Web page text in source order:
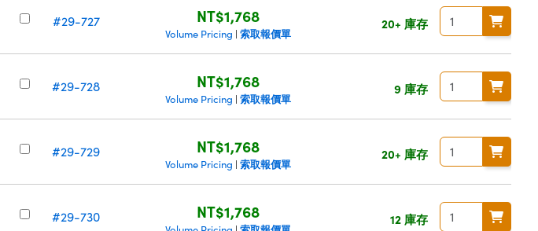
#29-727 NT$1,768
Volume Pricing | 索取報價單
20+ 庫存
#29-728 NT$1,768
Volume Pricing | 索取報價單
9 庫存
#29-729 NT$1,768
Volume Pricing | 索取報價單
20+ 庫存
#29-730 NT$1,768 12 庫存